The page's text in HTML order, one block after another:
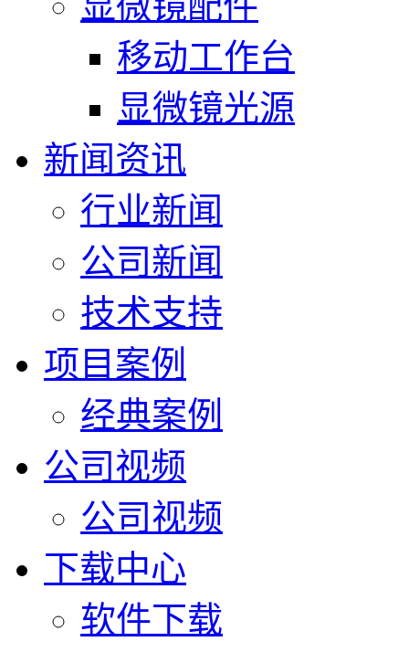
移动工作台
显微镜光源
新闻资讯
行业新闻
公司新闻
技术支持
项目案例
经典案例
公司视频
公司视频
下载中心
软件下载